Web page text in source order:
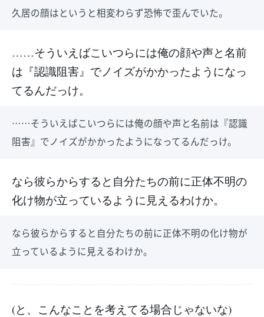
久居の顔はというと相変わらず恐怖で歪んでいた。
……そういえばこいつらには俺の顔や声と名前
は『認識阻害』でノイズがかかったようになっ
てるんだっけ。
……そういえばこいつらには俺の顔や声と名前は『認識
阻害』でノイズがかかったようになってるんだっけ。
なら彼らからすると自分たちの前に正体不明の
化け物が立っているように見えるわけか。
なら彼らからすると自分たちの前に正体不明の化け物が
立っているように見えるわけか。
(と、こんなことを考えてる場合じゃないな)